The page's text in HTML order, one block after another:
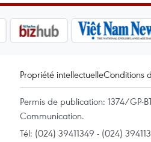
Propriété intellectuelleConditions
Permis de publication: 1374/GP-
Communication.
Tél: (024) 39411349 - (024)